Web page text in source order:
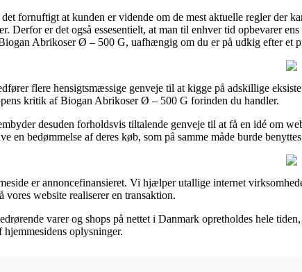
fornuftigt at kunden er vidende om de mest aktuelle regler der
Derfor er det også essesentielt, at man til enhver tid opbevarer
Abrikoser Ø – 500 G, uafhængig om du er på udkig efter et
flere hensigtsmæssige genveje til at kigge på adskillige
kritik af Biogan Abrikoser Ø – 500 G forinden du handler.
desuden forholdsvis tiltalende genveje til at få en idé om
en bedømmelse af deres køb, som på samme måde burde
er annoncefinansieret. Vi hjælper utallige internet
vores website realiserer en transaktion.
varer og shops på nettet i Danmark opretholdes hele
hjemmesidens oplysninger.